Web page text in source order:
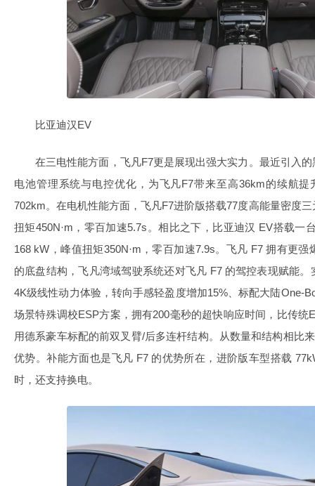
比亚迪汉EV
在三电性能方面，飞凡F7更是展现出强大实力。最近引入
电池管理系统与电控优化，为飞凡F7带来至高36km的续航
702km。在电机性能方面，飞凡F7进阶版搭载77度高能量密度
扭矩450N·m，零百加速5.7s。相比之下，比亚迪汉 EV搭载一
168 kW，峰值扭矩350N·m，零百加速7.9s。飞凡 F7 拥有更
的底盘结构，飞凡湾域驾驶系统还对飞凡 F7 的驾控表现赋能
4K级线性动力体验，转向手感轻盈度增加15%、标配大陆One-
场景特殊调校ESP方案，拥有200毫秒的超快响应时间，比传统
用德系豪车标配的前双叉臂/后多连杆结构。从数量和结构相比
优势。补能方面也是飞凡 F7 的优势所在，进阶版车型搭载
时，还支持换电。